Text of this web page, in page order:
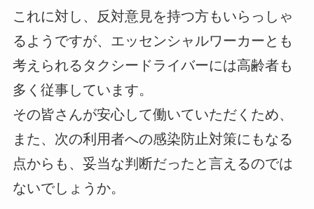
これに対し、反対意見を持つ方もいらっしゃ
るようですが、エッセンシャルワーカーとも
考えられるタクシードライバーには高齢者も
多く従事しています。
その皆さんが安心して働いていただくため、
また、次の利用者への感染防止対策にもなる
点からも、妥当な判断だったと言えるのでは
ないでしょうか。